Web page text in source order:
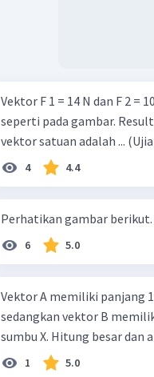
Vektor F 1 = 14 N dan F 2 =
seperti pada gambar. Resultan ∣ R ∣ = F 1 ​ + F 2 ​ dinyatakan dengan
vektor
4 4.4
6 5.0
Vektor A memiliki panjang
sedangkan vektor B
sumbu X. Hitung besar dan
1 5.0